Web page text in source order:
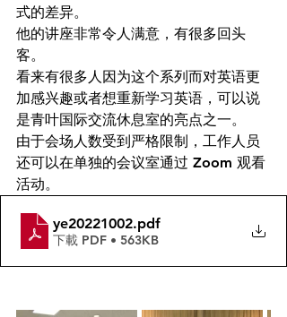
式的差异。
他的讲座非常令人满意，有很多回头
客。
看来有很多人因为这个系列而对英语更
加感兴趣或者想重新学习英语，可以说
是青叶国际交流休息室的亮点之一。
由于会场人数受到严格限制，工作人员
还可以在单​​独的会议室通过 Zoom 观看
活动。
ye20221002.pdf
下載 PDF • 563KB